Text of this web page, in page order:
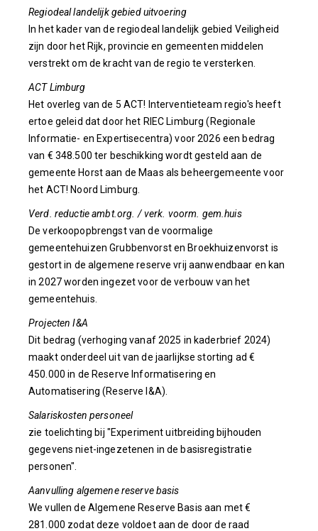
Regiodeal landelijk gebied uitvoering
In het kader van de regiodeal landelijk gebied Veiligheid
zijn door het Rijk, provincie en gemeenten middelen
verstrekt om de kracht van de regio te versterken.
ACT Limburg
Het overleg van de 5 ACT! Interventieteam regio's heeft
ertoe geleid dat door het RIEC Limburg (Regionale
Informatie- en Expertisecentra) voor 2026 een bedrag
van € 348.500 ter beschikking wordt gesteld aan de
gemeente Horst aan de Maas als beheergemeente voor
het ACT! Noord Limburg.
Verd. reductie ambt.org. / verk. voorm. gem.huis
De verkoopopbrengst van de voormalige
gemeentehuizen Grubbenvorst en Broekhuizenvorst is
gestort in de algemene reserve vrij aanwendbaar en kan
in 2027 worden ingezet voor de verbouw van het
gemeentehuis.
Projecten I&A
Dit bedrag (verhoging vanaf 2025 in kaderbrief 2024)
maakt onderdeel uit van de jaarlijkse storting ad €
450.000 in de Reserve Informatisering en
Automatisering (Reserve I&A).
Salariskosten personeel
zie toelichting bij "Experiment uitbreiding bijhouden
gegevens niet-ingezetenen in de basisregistratie
personen".
Aanvulling algemene reserve basis
We vullen de Algemene Reserve Basis aan met €
281.000 zodat deze voldoet aan de door de raad